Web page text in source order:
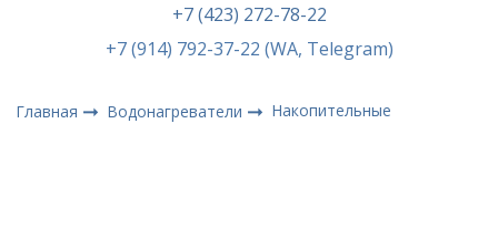
+7 (423) 272-78-22
+7 (914) 792-37-22 (WA, Telegram)
Главная Водонагреватели Накопительные